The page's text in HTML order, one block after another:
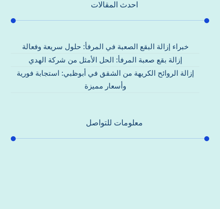
احدث المقالات
خبراء إزالة البقع الصعبة في المرفأ: حلول سريعة وفعالة
إزالة بقع صعبة المرفأ: الحل الأمثل من شركة الهدي
إزالة الروائح الكريهة من الشقق في أبوظبي: استجابة فورية
وأسعار مميزة
معلومات للتواصل